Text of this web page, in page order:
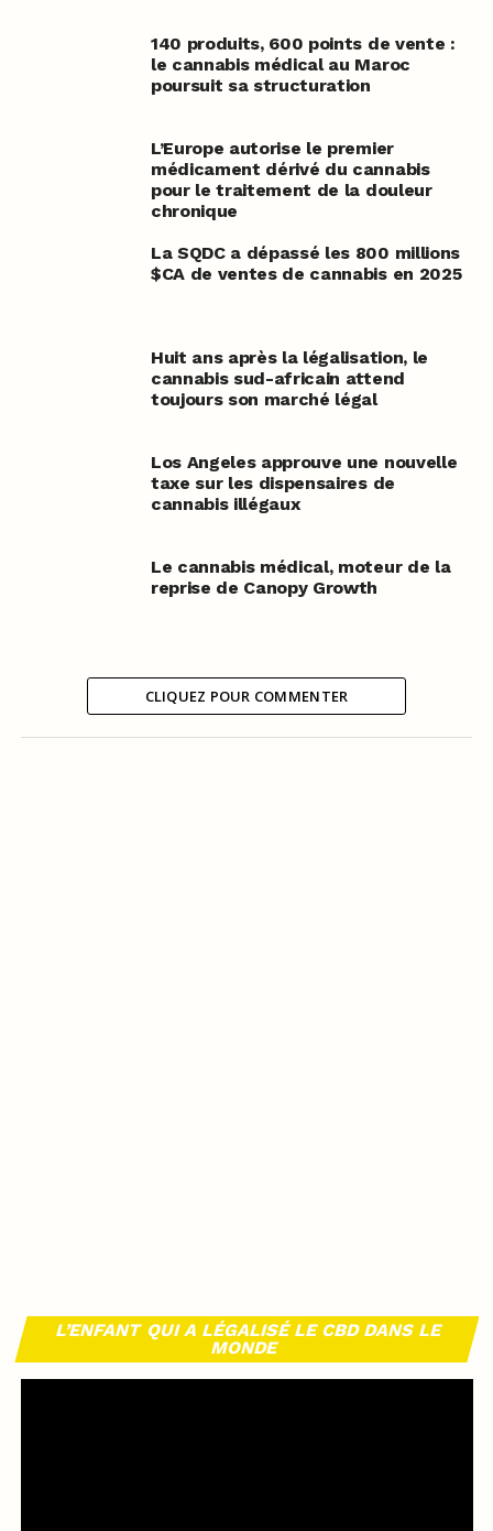
140 produits, 600 points de vente :
le cannabis médical au Maroc
poursuit sa structuration
L’Europe autorise le premier
médicament dérivé du cannabis
pour le traitement de la douleur
chronique
La SQDC a dépassé les 800 millions
$CA de ventes de cannabis en 2025
Huit ans après la légalisation, le
cannabis sud-africain attend
toujours son marché légal
Los Angeles approuve une nouvelle
taxe sur les dispensaires de
cannabis illégaux
Le cannabis médical, moteur de la
reprise de Canopy Growth
CLIQUEZ POUR COMMENTER
L’ENFANT QUI A LÉGALISÉ LE CBD DANS LE
MONDE